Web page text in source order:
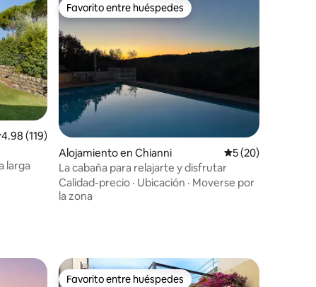
promedio: 4.98 de 5, 119 reseñas
4.98 (119)
larga
Favorito entre huéspedes
Favorito entre huéspedes
Alojamiento en Chianni Calificación
5 (20)
La cabaña para relajarte y disfrutar
Calidad-precio · Ubicación · Moverse por
la zona
Favorito entre huéspedes